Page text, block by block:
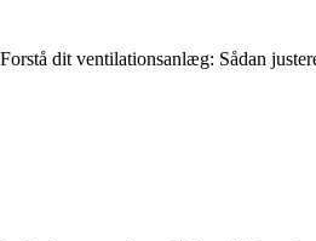
Forstå dit ventilationsanlæg: Sådan